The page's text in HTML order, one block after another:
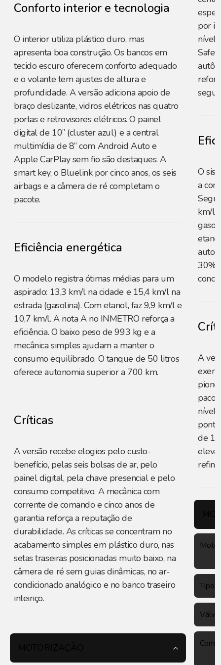
Conforto interior e tecnologia
O interior utiliza plástico duro, mas
apresenta boa construção. Os bancos em
tecido escuro oferecem conforto adequado
e o volante tem ajustes de altura e
profundidade. A versão adiciona apoio de
braço deslizante, vidros elétricos nas quatro
portas e retrovisores elétricos. O painel
digital de 10” (cluster azul) e a central
multimídia de 8” com Android Auto e
Apple CarPlay sem fio são destaques. A
smart key, o Bluelink por cinco anos, os seis
airbags e a câmera de ré completam o
pacote.
Eficiência energética
O modelo registra ótimas médias para um
aspirado: 13,3 km/l na cidade e 15,4 km/l na
estrada (gasolina). Com etanol, faz 9,9 km/l e
10,7 km/l. A nota A no INMETRO reforça a
eficiência. O baixo peso de 993 kg e a
mecânica simples ajudam a manter o
consumo equilibrado. O tanque de 50 litros
oferece autonomia superior a 700 km.
Críticas
A versão recebe elogios pelo custo-
benefício, pelas seis bolsas de ar, pelo
painel digital, pela chave presencial e pelo
consumo competitivo. A mecânica com
corrente de comando e cinco anos de
garantia reforça a reputação de
durabilidade. As críticas se concentram no
acabamento simples em plástico duro, nas
setas traseiras posicionadas muito baixo, na
câmera de ré sem guias dinâmicas, no ar-
condicionado analógico e no banco traseiro
inteiriço.
por
nível
O
a
km/l
30%
A
nível
de
Tipo